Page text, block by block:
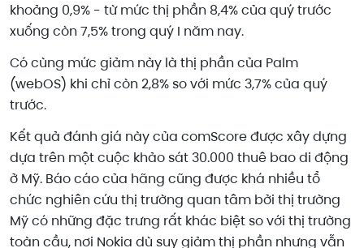
khoảng 0,9% - từ mức thị phần 8,4% của quý trước
xuống còn 7,5% trong quý I năm nay.
Có cùng mức giảm này là thị phần của Palm
(webOS) khi chỉ còn 2,8% so với mức 3,7% của quý
trước.
Kết quả đánh giá này của comScore được xây dựng
dựa trên một cuộc khảo sát 30.000 thuê bao di động
ở Mỹ. Báo cáo của hãng cũng được khá nhiều tổ
chức nghiên cứu thị trường quan tâm bởi thị trường
Mỹ có những đặc trưng rất khác biệt so với thị trường
toàn cầu, nơi Nokia dù suy giảm thị phần nhưng vẫn